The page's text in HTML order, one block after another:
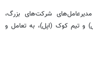
شرکت‌های بزرگ،
و تیم کوک (اپل)، به تعامل و